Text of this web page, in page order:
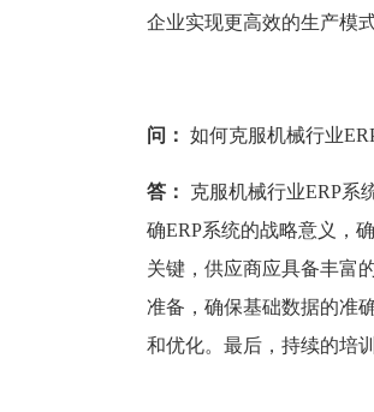
企业实现更高效的生产模
问： 如何克服机械行业
答：
克服机械行业ERP系
确ERP系统的战略意义，
关键，供应商应具备丰富
准备，确保基础数据的准
和优化。最后，持续的培